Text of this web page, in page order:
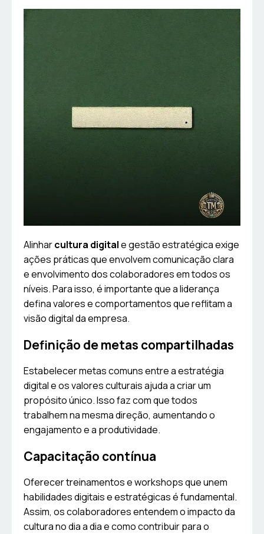
Alinharcultura digitale gestão estratégica exige
ações práticas que envolvem comunicação clara
e envolvimento dos colaboradores em todos os
níveis. Para isso, é importante que a liderança
defina valores e comportamentos que reflitam a
visão digital da empresa.
Definição de metas compartilhadas
Estabelecer metas comuns entre a estratégia
digital e os valores culturais ajuda a criar um
propósito único. Isso faz com que todos
trabalhem na mesma direção, aumentando o
engajamento e a produtividade.
Capacitação contínua
Oferecer treinamentos e workshops que unem
habilidades digitais e estratégicas é fundamental.
Assim, os colaboradores entendem o impacto da
cultura no dia a dia e como contribuir para o